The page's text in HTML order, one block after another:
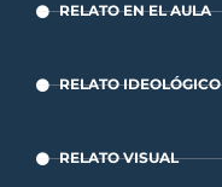
RELATO EN EL AULA
RELATO IDEOLÓGICO
RELATO VISUAL